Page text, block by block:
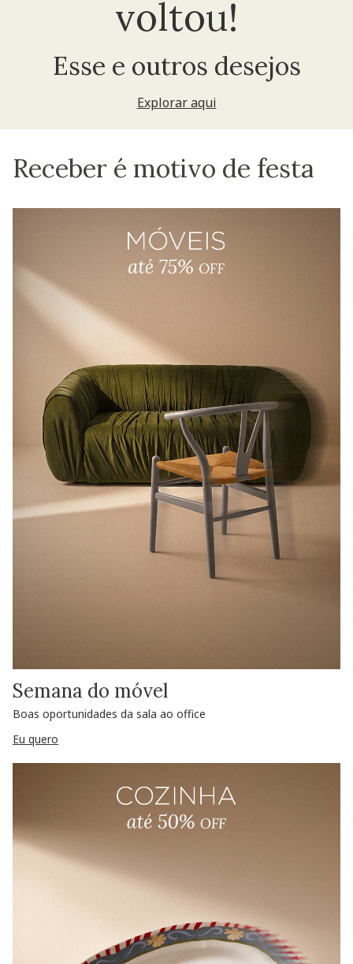
voltou!
Esse e outros desejos
Explorar aqui
Receber é motivo de festa
Semana do móvel
Boas oportunidades da sala ao office
Eu quero